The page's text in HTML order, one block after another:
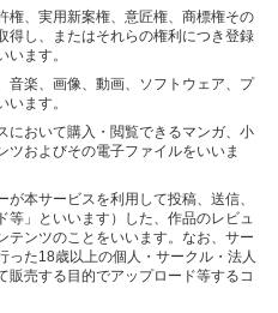
権、実用新案権、意匠権、商標権その
得し、またはそれらの権利につき登録
ます。
音楽、画像、動画、ソフトウェア、プ
ます。
において購入・閲覧できるマンガ、小
およびその電子ファイルをいいま
が本サービスを利用して投稿、送信、
等」といいます）した、作品のレビュ
テンツのことをいいます。なお、サー
った18歳以上の個人・サークル・法人
販売する目的でアップロード等するコ